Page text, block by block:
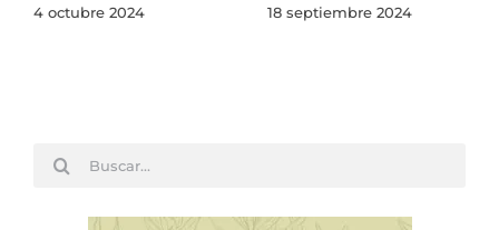
4 octubre 2024 18 septiembre 2024
Buscar: